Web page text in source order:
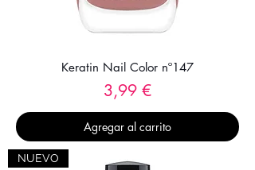
Keratin Nail Color nº147
Precio
3,99 €
Agregar al carrito
NUEVO